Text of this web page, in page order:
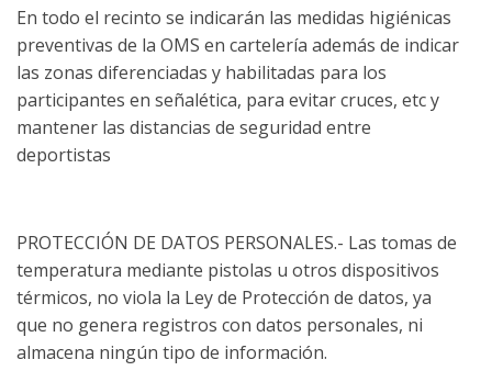
En todo el recinto se indicarán las medidas higiénicas
preventivas de la OMS en cartelería además de indicar
las zonas diferenciadas y habilitadas para los
participantes en señalética, para evitar cruces, etc y
mantener las distancias de seguridad entre
deportistas
PROTECCIÓN DE DATOS PERSONALES.- Las tomas de
temperatura mediante pistolas u otros dispositivos
térmicos, no viola la Ley de Protección de datos, ya
que no genera registros con datos personales, ni
almacena ningún tipo de información.